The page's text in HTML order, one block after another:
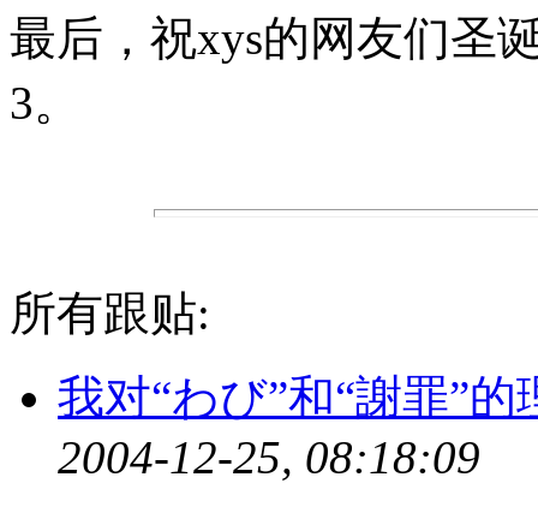
最后，祝xys的网友们圣
3。
所有跟贴:
我对“わび”和“謝罪”的
2004-12-25, 08:18:09